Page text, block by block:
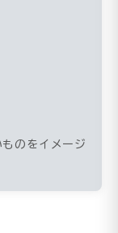
のをイメージ